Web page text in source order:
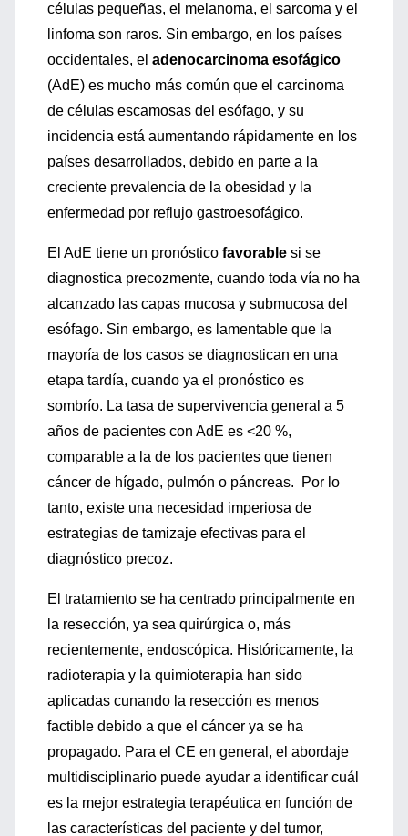
células pequeñas, el melanoma, el sarcoma y el
linfoma son raros. Sin embargo, en los países
occidentales, el adenocarcinoma esofágico
(AdE) es mucho más común que el carcinoma
de células escamosas del esófago, y su
incidencia está aumentando rápidamente en los
países desarrollados, debido en parte a la
creciente prevalencia de la obesidad y la
enfermedad por reflujo gastroesofágico.
El AdE tiene un pronóstico favorable si se
diagnostica precozmente, cuando toda vía no ha
alcanzado las capas mucosa y submucosa del
esófago. Sin embargo, es lamentable que la
mayoría de los casos se diagnostican en una
etapa tardía, cuando ya el pronóstico es
sombrío. La tasa de supervivencia general a 5
años de pacientes con AdE es <20 %,
comparable a la de los pacientes que tienen
cáncer de hígado, pulmón o páncreas. Por lo
tanto, existe una necesidad imperiosa de
estrategias de tamizaje efectivas para el
diagnóstico precoz.
El tratamiento se ha centrado principalmente en
la resección, ya sea quirúrgica o, más
recientemente, endoscópica. Históricamente, la
radioterapia y la quimioterapia han sido
aplicadas cunando la resección es menos
factible debido a que el cáncer ya se ha
propagado. Para el CE en general, el abordaje
multidisciplinario puede ayudar a identificar cuál
es la mejor estrategia terapéutica en función de
las características del paciente y del tumor,